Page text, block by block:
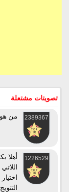
تصويتات مشتعلة
2389367 من
1226529
أهلا